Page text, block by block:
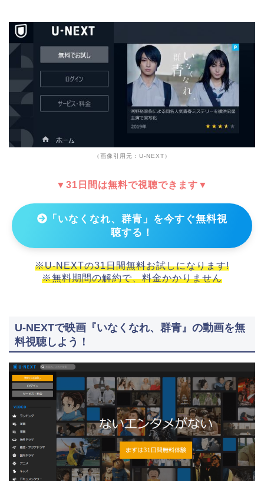
（画像引用元：U-NEXT）
▼31日間は無料で視聴できます▼
「いなくなれ、群青」を今すぐ無料視
聴する！
※U-NEXTの31日間無料お試しになります!
※無料期間の解約で、料金かかりません
U-NEXTで映画『いなくなれ、群青』の動画を無
料視聴しよう！